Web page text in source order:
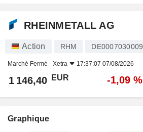
RHEINMETALL AG
Action RHM DE0007030009
Marché Fermé - Xetra 17:37:07 07/08/2026
1 146,40 EUR -1,09 %
Graphique